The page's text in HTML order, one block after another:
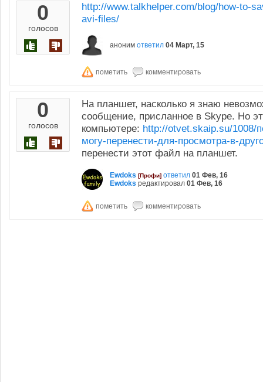
0
голосов
http://www.talkhelper.com/blog/how-to-
avi-files/
аноним ответил 04 Март, 15
0
голосов
На планшет, насколько я знаю
сообщение, присланное в Skype. Но
компьютере: http://otvet.skaip.su/1008/
могу-перенести-для-просмотра-в-
перенести этот файл на планшет.
Ewdoks [Профи] ответил 01 Фев, 16
Ewdoks редактировал 01 Фев, 16